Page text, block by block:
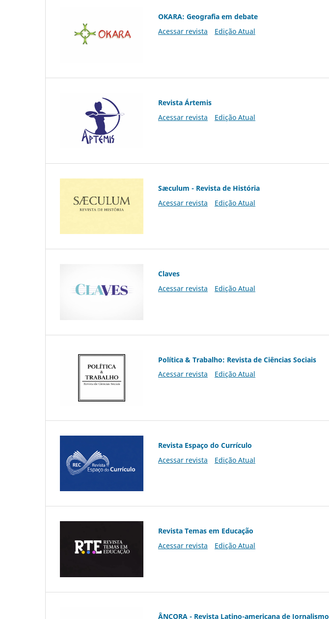
OKARA: Geografia em debate
Acessar revista
Edição Atual
Revista Ártemis
Acessar revista
Edição Atual
Sæculum - Revista de História
Acessar revista
Edição Atual
Claves
Acessar revista
Edição Atual
Política & Trabalho: Revista de Ciências Sociais
Acessar revista
Edição Atual
Revista Espaço do Currículo
Acessar revista
Edição Atual
Revista Temas em Educação
Acessar revista
Edição Atual
ÂNCORA - Revista Latino-americana de Jornalismo